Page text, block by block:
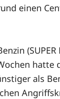
einen
hatte
als